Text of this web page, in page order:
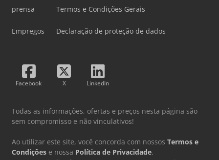
prensa
Empregos
Termos e Condições Gerais
Declaração de proteção de dados
Facebook X LinkedIn
Todas as informações, ofertas e preços nesta página são
sem compromisso e não vinculativos!
Ao utilizar este site, você concorda com nossos Termos e
Condições e nossa Política de Privacidade.